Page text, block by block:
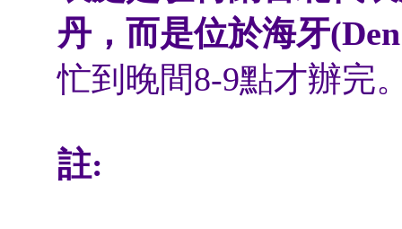
丹，而是位於海牙
忙到晚間8-9點才辦完
註: